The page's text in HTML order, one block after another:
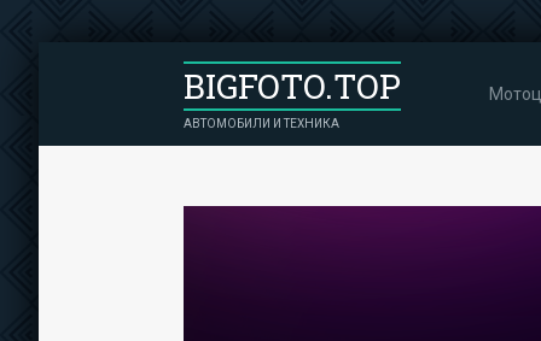
BIGFOTO.TOP
АВТОМОБИЛИ И ТЕХНИКА